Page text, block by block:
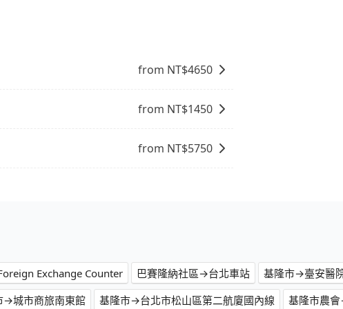
from NT$4650
from NT$1450
from NT$5750
Exchange Counter 巴賽隆納社區→台北車站
基隆市→臺安醫
→城市商旅南東館 基隆市→台北市松山區第二航廈國內線 基隆市農